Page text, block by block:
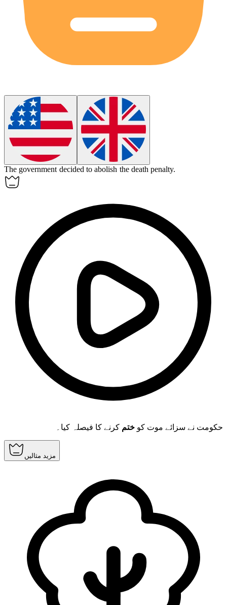
The government decided toabolish the death penalty.
حکومت نے سزائے موت کو ختم کرنے کا فیصلہ کیا۔
مزید مثالیں